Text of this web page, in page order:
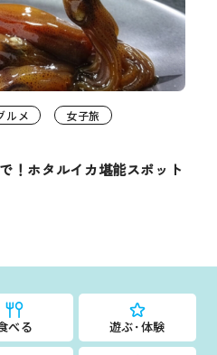
ルメ
女子旅
！ホタルイカ堪能スポット
べる 遊ぶ･体験